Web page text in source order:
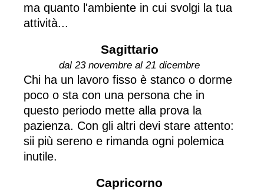
ma quanto l'ambiente in cui svolgi la tua
attività...
Sagittario
dal 23 novembre al 21 dicembre
Chi ha un lavoro fisso è stanco o dorme
poco o sta con una persona che in
questo periodo mette alla prova la
pazienza. Con gli altri devi stare attento:
sii più sereno e rimanda ogni polemica
inutile.
Capricorno